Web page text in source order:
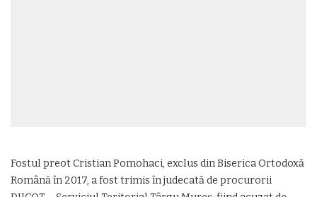
Fostul preot Cristian Pomohaci, exclus din Biserica Ortodoxă
Română în 2017, a fost trimis în judecată de procurorii